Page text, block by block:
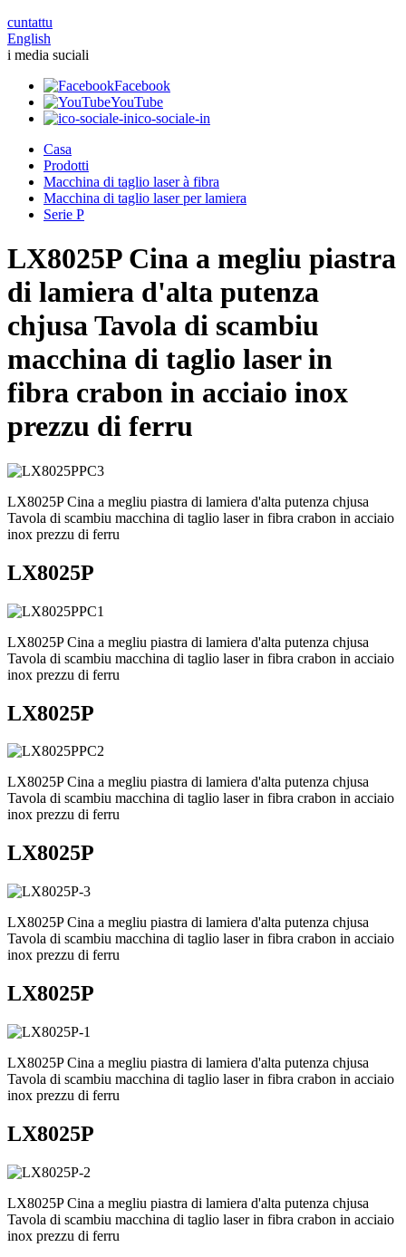
cuntattu
English
i media suciali
Facebook
YouTube
ico-sociale-in
Casa
Prodotti
Macchina di taglio laser à fibra
Macchina di taglio laser per lamiera
Serie P
LX8025P Cina a megliu piastra
di lamiera d'alta putenza
chjusa Tavola di scambiu
macchina di taglio laser in
fibra crabon in acciaio inox
prezzu di ferru
LX8025P Cina a megliu piastra di lamiera d'alta putenza chjusa
Tavola di scambiu macchina di taglio laser in fibra crabon in acciaio
inox prezzu di ferru
LX8025P
LX8025P Cina a megliu piastra di lamiera d'alta putenza chjusa
Tavola di scambiu macchina di taglio laser in fibra crabon in acciaio
inox prezzu di ferru
LX8025P
LX8025P Cina a megliu piastra di lamiera d'alta putenza chjusa
Tavola di scambiu macchina di taglio laser in fibra crabon in acciaio
inox prezzu di ferru
LX8025P
LX8025P Cina a megliu piastra di lamiera d'alta putenza chjusa
Tavola di scambiu macchina di taglio laser in fibra crabon in acciaio
inox prezzu di ferru
LX8025P
LX8025P Cina a megliu piastra di lamiera d'alta putenza chjusa
Tavola di scambiu macchina di taglio laser in fibra crabon in acciaio
inox prezzu di ferru
LX8025P
LX8025P Cina a megliu piastra di lamiera d'alta putenza chjusa
Tavola di scambiu macchina di taglio laser in fibra crabon in acciaio
inox prezzu di ferru